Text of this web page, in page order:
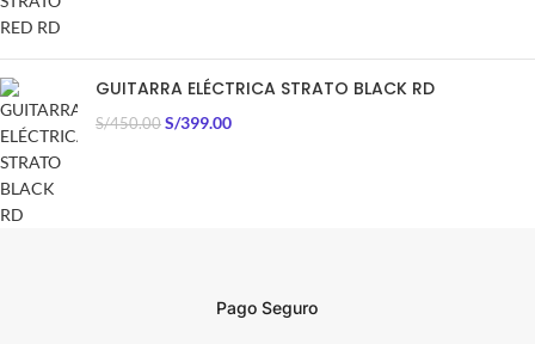
GUITARRA ELÉCTRICA STRATO BLACK RD
S/450.00 S/399.00
Pago Seguro